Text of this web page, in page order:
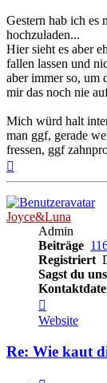
Gestern hab ich es
hochzuladen...
Hier sieht es aber
fallen lassen und
aber immer so, um
mir das noch nie
Mich würd halt
man ggf, gerade
fressen, ggf
Joyce&Luna
Admin
Beiträge
Registriert
Sagst du
von
Joyce&Luna
Website
Re: Wie kaut